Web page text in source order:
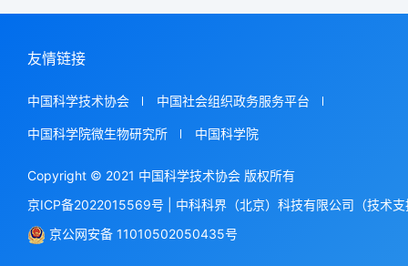
友情链接
中国科学技术协会 中国社会组织政务服务平台
中国科学院微生物研究所 中国科学院
Copyright © 2021 中国科学技术协会 版权所有
京ICP备2022015569号
中科科界（北京）科技有限公司（技术
京公网安备 11010502050435号